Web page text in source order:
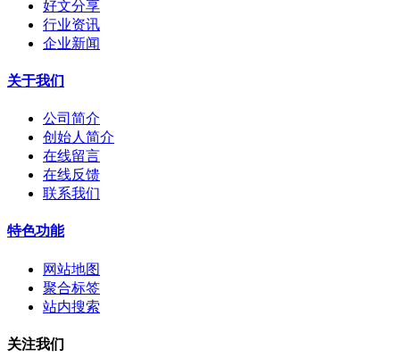
好文分享
行业资讯
企业新闻
关于我们
公司简介
创始人简介
在线留言
在线反馈
联系我们
特色功能
网站地图
聚合标签
站内搜索
关注我们